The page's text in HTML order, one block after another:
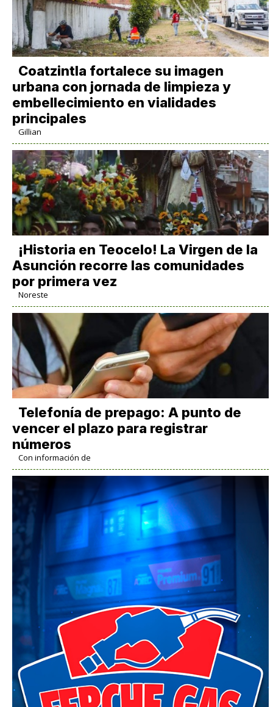
Coatzintla fortalece su imagen
urbana con jornada de limpieza y
embellecimiento en vialidades
principales
Gillian
​¡Historia en Teocelo! La Virgen de la
Asunción recorre las comunidades
por primera vez
Noreste
Telefonía de prepago: A punto de
vencer el plazo para registrar
números
Con información de